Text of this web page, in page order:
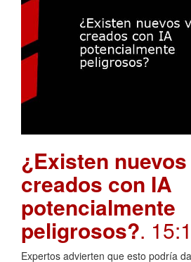
¿Existen
creados con IA
potencialmente
peligrosos?.
Expertos advierten que esto podría